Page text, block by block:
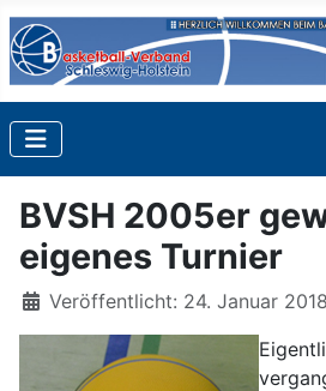
BVSH 2005er
eigenes Turnier
Details
Veröffentlicht: 24. Januar 2018